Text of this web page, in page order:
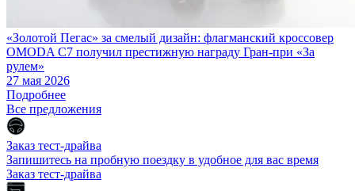
«Золотой Пегас» за смелый дизайн: флагманский кроссовер
OMODA C7 получил престижную награду Гран-при «За
рулем»
27 мая 2026
Подробнее
Все предложения
Заказ тест-драйва
Запишитесь на пробную поездку в удобное для вас время
Заказ тест-драйва